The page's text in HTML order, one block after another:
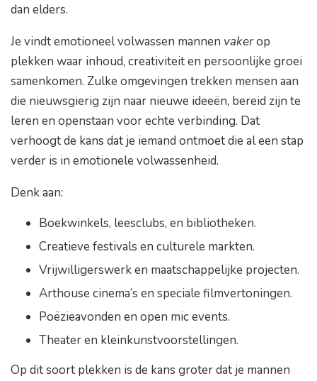
dan elders.
Je vindt emotioneel volwassen mannen vakerop
plekken waar inhoud, creativiteit en persoonlijke groei
samenkomen. Zulke omgevingen trekken mensen aan
die nieuwsgierig zijn naar nieuwe ideeën, bereid zijn te
leren en openstaan voor echte verbinding. Dat
verhoogt de kans dat je iemand ontmoet die al een stap
verder is in emotionele volwassenheid.
Denk aan:
Boekwinkels, leesclubs, en bibliotheken.
Creatieve festivals en culturele markten.
Vrijwilligerswerk en maatschappelijke projecten.
Arthouse cinema’s en speciale filmvertoningen.
Poëzieavonden en open mic events.
Theater en kleinkunstvoorstellingen.
Op dit soort plekken is de kans groter dat je mannen